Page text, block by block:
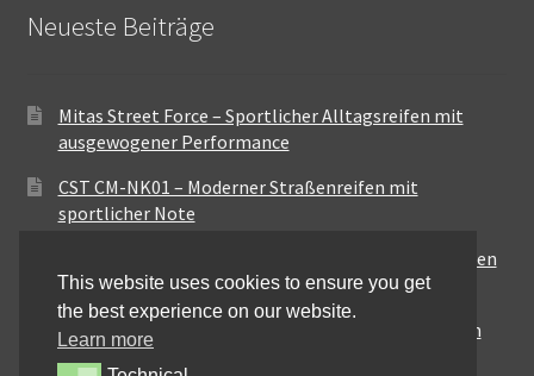
Neueste Beiträge
Mitas Street Force – Sportlicher Alltagsreifen mit
ausgewogener Performance
CST CM-NK01 – Moderner Straßenreifen mit
sportlicher Note
Maxxis MA-ST3 – Ausgewogener Sport-Touring-Reifen
für vielseitige Einsätze
Pirelli City Demon – Zuverlässigkeit für den urbanen
Alltag
This website uses cookies to ensure you get
the best experience on our website.
Learn more